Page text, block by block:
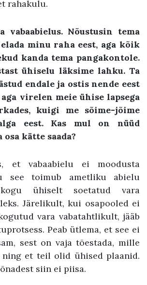
rahakulu.
vabaabielus. Nõustusin tema
minu raha eest, aga kõik
kanda tema pangakontole.
ühiselu läksime lahku. Ta
endale ja ostis nende eest
virelen meie ühise lapsega
kuigi me sõime-jõime
eest. Kas mul on nüüd
kätte saada?
et vabaabielu ei moodusta
see toimub ametliku abielu
ühiselt soetatud vara
Järelikult, kui osapooled ei
vara vabatahtlikult, jääb
Peab ütlema, et see ei
sest on vaja tõestada, mille
ning et teil olid ühised plaanid.
siin ei piisa.